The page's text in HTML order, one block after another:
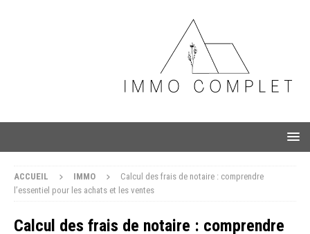
ACCUEIL IMMO
Calcul des frais de notaire : comprendre
l’essentiel pour les achats et les ventes
Calcul des frais de notaire : comprendre